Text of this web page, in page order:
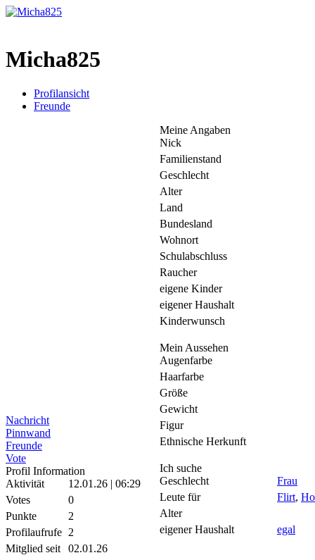
Micha825
Profilansicht
Freunde
Nachricht
Pinnwand
Freunde
Vote
Profil Information
Aktivität
12.01.26 | 06:29
Votes
0
Punkte
2
Profilaufrufe 2
Mitglied seit
02.01.26
Meine Angaben
Nick
Familienstand
Geschlecht
Alter
Land
Bundesland
Wohnort
Schulabschluss
Raucher
eigene Kinder
eigener Haushalt
Kinderwunsch
Mein Aussehen
Augenfarbe
Haarfarbe
Größe
Gewicht
Figur
Ethnische Herkunft
Ich suche
Geschlecht
Frau
Leute für
Flirt,
Alter
eigener Haushalt
egal